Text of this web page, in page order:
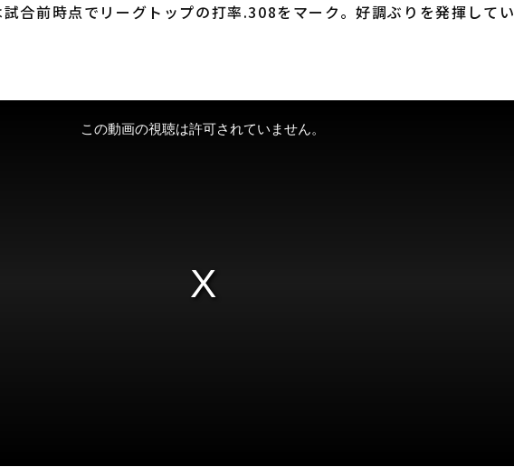
合前時点でリーグトップの打率.308をマーク。好調ぶりを発揮してい